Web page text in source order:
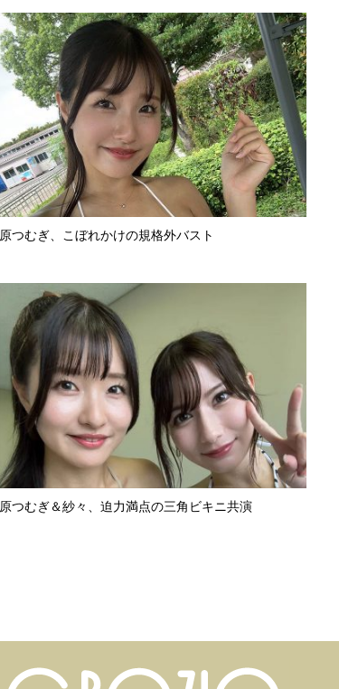
原つむぎ、こぼれかけの規格外バスト
原つむぎ＆紗々、迫力満点の三角ビキニ共演